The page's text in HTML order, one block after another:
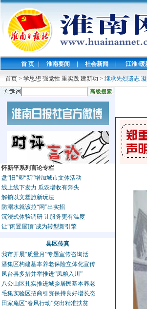
首 页 | 淮南要闻 | 社会新闻 | 江淮·暖
首页 > 学思想 强党性 重实践 建新功 > 继承先烈遗志
怀新平系列言论专栏
盘“旧”塑“新”增加城市文体活动
线上线下发力 瓜农增收有奔头
解锁以文塑旅新玩法
防溺水就该拉“网”出实招
沉浸式体验调研 让服务更有温度
让“闲置屋顶”成为转型新引擎
县区传真
我市开展“质量月”专题宣传咨询活
潘集区构建基本养老保险立体化宣传
凤台县多措并举推进“凤粮入川”
八公山区扎实推进城乡居民基本养老
毛集实验区招商引资保持良好增长态
田家庵区“春风行动”突出精准扶贫